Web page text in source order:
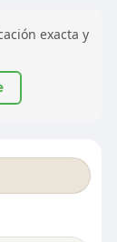
exacta y